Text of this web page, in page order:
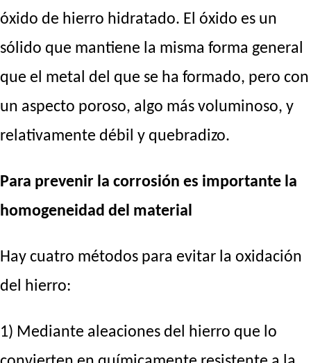
óxido de hierro hidratado. El óxido es un
sólido que mantiene la misma forma general
que el metal del que se ha formado, pero con
un aspecto poroso, algo más voluminoso, y
relativamente débil y quebradizo.
Para prevenir la corrosión es importante la
homogeneidad del material
Hay cuatro métodos para evitar la oxidación
del hierro:
1) Mediante aleaciones del hierro que lo